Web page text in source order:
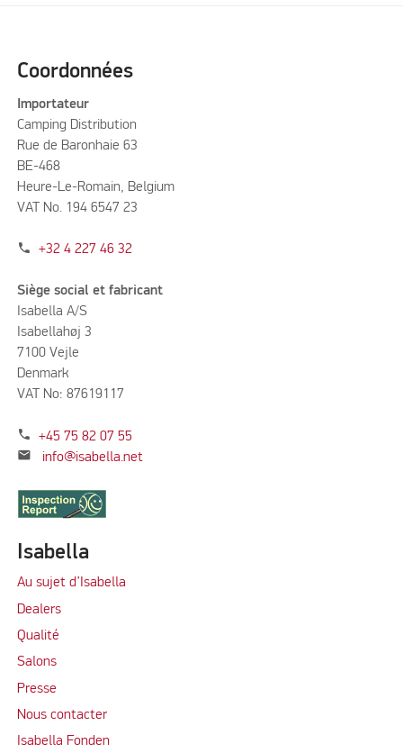
Coordonnées
Importateur
Camping Distribution
Rue de Baronhaie 63
BE-468
Heure-Le-Romain, Belgium
VAT No. 194 6547 23
phone +32 4 227 46 32
Siège social et fabricant
Isabella A/S
Isabellahøj 3
7100 Vejle
Denmark
VAT No: 87619117
phone +45 75 82 07 55
mail info@isabella.net
Isabella
Au sujet d’Isabella
Dealers
Qualité
Salons
Presse
Nous contacter
Isabella Fonden